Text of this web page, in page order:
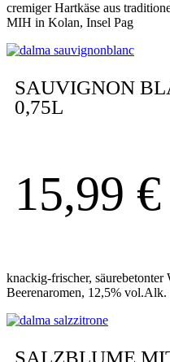
cremiger Hartkäse aus
MIH in Kolan, Insel Pag
SAUVIGNON
0,75L
15,99 €
knackig-frischer,
Beerenaromen, 12,5% vol.Alk.
SALZBLUME